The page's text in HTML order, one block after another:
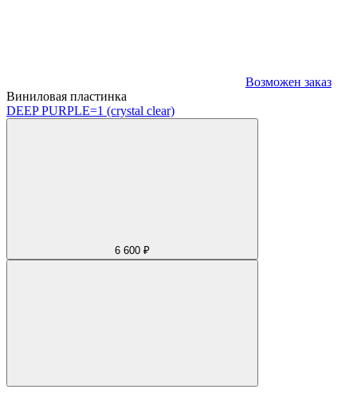
Возможен заказ
Виниловая пластинка
DEEP PURPLE=1 (crystal clear)
6 600 ₽